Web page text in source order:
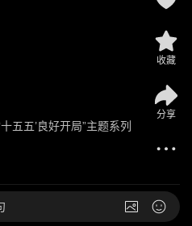
五五’良好开局”主题系列
收藏
分享